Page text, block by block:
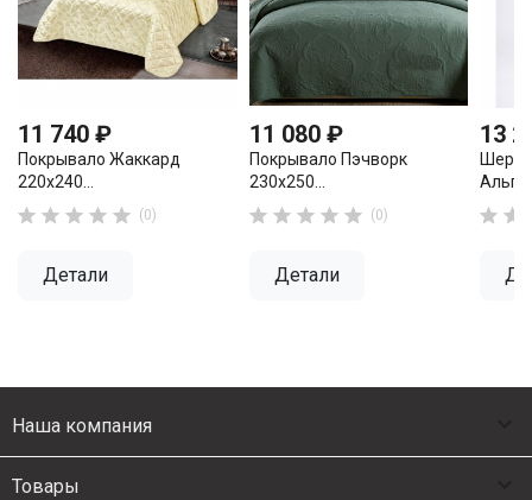
11 740 ₽
Покрывало Жаккард
220х240...
     (0)
Детали
11 080 ₽
Покрывало Пэчворк
230х250...
     (0)
Детали
13
 
Наша компания
Товары